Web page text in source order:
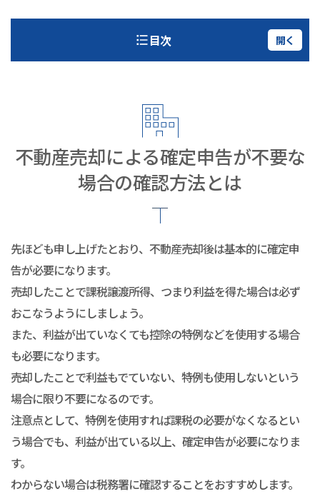
目次 開く
不動産売却による確定申告が不要な
場合の確認方法とは
先ほども申し上げたとおり、不動産売却後は基本的に確定申
告が必要になります。
売却したことで課税譲渡所得、つまり利益を得た場合は必ず
おこなうようにしましょう。
また、利益が出ていなくても控除の特例などを使用する場合
も必要になります。
売却したことで利益もでていない、特例も使用しないという
場合に限り不要になるのです。
注意点として、特例を使用すれば課税の必要がなくなるとい
う場合でも、利益が出ている以上、確定申告が必要になりま
す。
わからない場合は税務署に確認することをおすすめします。